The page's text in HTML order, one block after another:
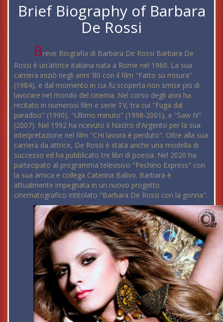
Brief Biography of Barbara
De Rossi
Breve Biografia di Barbara De Rossi Barbara De
Rossi è un'attrice italiana nata a Rome nel 1960. La sua
carriera iniziò negli anni '80 con il film "Fatto su misura"
(1984), e dal momento in cui fu scoperta non smise più di
lavorare nel mondo del cinema. Nel corso degli anni ha
recitato in numerosi film e serie TV, tra cui "Fuga dal
paradiso" (1990), "Ultimo minuto" (1998-2001), e "Saw IV"
(2007). Nel 1992 ha ricevuto il Nastro d'Argento per la sua
interpretazione nel film "CHi lavora è perduto". Oltre alla sua
carriera da attrice, De Rossi è stata anche una modella di
successo ed ha pubblicato tre libri di poesia. Nel 2020 ha
partecipato al programma televisivo "Pechino Express" con
la sua amica e collega Caterina Balivo. Barbara è
attualmente impegnata in un nuovo progetto
cinematografico intitolato "Barbara De Rossi con la gonna".